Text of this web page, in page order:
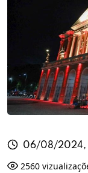
06/08/2024,
2560